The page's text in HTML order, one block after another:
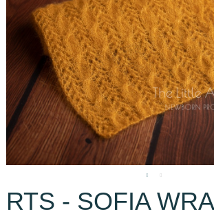
RTS - SOFIA